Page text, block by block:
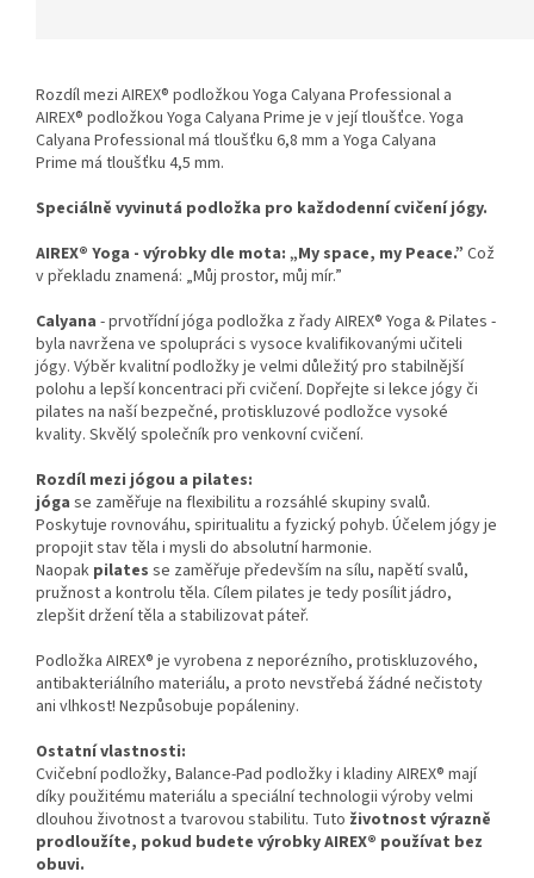
Rozdíl mezi AIREX® podložkou Yoga Calyana Professional a
AIREX® podložkou Yoga Calyana Prime je v její tloušťce. Yoga
Calyana Professionalmá tloušťku 6,8 mm a Yoga Calyana
Prime má tloušťku 4,5 mm.
Speciálně vyvinutá podložka pro každodenní cvičení jógy.
AIREX® Yoga - výrobky dle mota: „My space, my Peace.” Což
v překladu znamená: „Můj prostor, můj mír.”
Calyana - prvotřídní jóga podložka z řady AIREX® Yoga & Pilates -
byla navržena ve spolupráci s vysoce kvalifikovanými učiteli
jógy. Výběr kvalitní podložky je velmi důležitý pro stabilnější
polohu a lepší koncentraci při cvičení. Dopřejte si lekce jógy či
pilates na naší bezpečné, protiskluzové podložce vysoké
kvality. Skvělý společník pro venkovní cvičení.
Rozdíl mezi jógou a pilates:
jóga se zaměřuje na flexibilitu a rozsáhlé skupiny svalů.
Poskytuje rovnováhu, spiritualitu a fyzický pohyb. Účelem jógy je
propojit stav těla i mysli do absolutní harmonie.
Naopak pilates se zaměřuje především na sílu, napětí svalů,
pružnost a kontrolu těla. Cílem pilates je tedy posílit jádro,
zlepšit držení těla a stabilizovat páteř.
Podložka AIREX® je vyrobena z neporézního, protiskluzového,
antibakteriálního materiálu, a proto nevstřebá žádné nečistoty
ani vlhkost! Nezpůsobuje popáleniny.
Ostatní vlastnosti:
Cvičební podložky, Balance-Pad podložky i kladiny AIREX® mají
díky použitému materiálu a speciální technologii výroby velmi
dlouhou životnost a tvarovou stabilitu. Tuto životnost výrazně
prodloužíte, pokud budete výrobky AIREX® používat bez
obuvi.